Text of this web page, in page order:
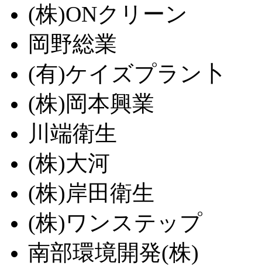
(株)ONクリーン
岡野総業
(有)ケイズプラン卜
(株)岡本興業
川端衛生
(株)大河
(株)岸田衛生
(株)ワンステップ
南部環境開発(株)